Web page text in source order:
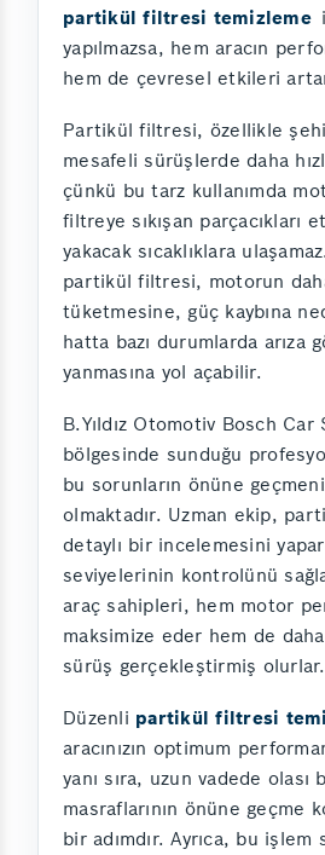
partikül filtresi temizleme
yapılmazsa, hem aracın
hem de çevresel etkileri
Partikül filtresi, özellikle
mesafeli sürüşlerde daha
çünkü bu tarz kullanımda
filtreye sıkışan parçacıkları
yakacak sıcaklıklara
partikül filtresi, motorun
tüketmesine, güç kaybına
hatta bazı durumlarda arıza
yanmasına yol açabilir.
B.Yıldız Otomotiv Bosch
bölgesinde sunduğu
bu sorunların önüne
olmaktadır. Uzman ekip,
detaylı bir incelemesini
seviyelerinin kontrolünü
araç sahipleri, hem motor
maksimize eder hem de
sürüş gerçekleştirmiş olurlar.
Düzenli partikül filtresi
aracınızın optimum
yanı sıra, uzun vadede olası
masraflarının önüne geçme
bir adımdır. Ayrıca, bu işlem